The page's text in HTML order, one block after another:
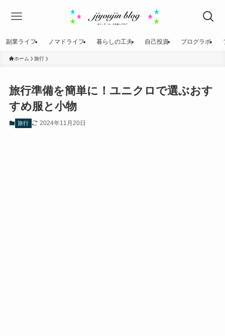
副業ライフ ノマドライフ 暮らしの工夫 自己投資 ブログラボ
ホーム 旅行
旅行準備を簡単に！ユニクロで選ぶおす
すめ服と小物
旅行 2024年11月20日